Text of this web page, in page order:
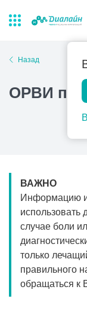
Лаборатории
Закрыть
Популярные
Прием
Прием
Прием
Прием
Прием
Прием
Назад
ОРВИ при
ВАЖНО
Информацию
использовать
случае боли
только
правильного
обращаться к